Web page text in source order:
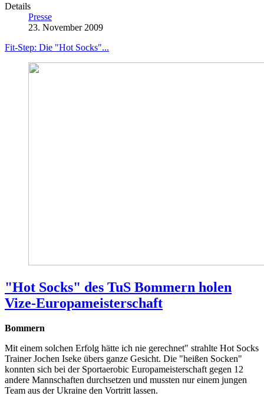
Details
Presse
23. November 2009
Fit-Step: Die "Hot Socks"...
"Hot Socks" des TuS Bommern holen
Vize-Europameisterschaft
Bommern
Mit einem solchen Erfolg hätte ich nie gerechnet" strahlte Hot Socks
Trainer Jochen Iseke übers ganze Gesicht. Die "heißen Socken"
konnten sich bei der Sportaerobic Europameisterschaft gegen 12
andere Mannschaften durchsetzen und mussten nur einem jungen
Team aus der Ukraine den Vortritt lassen.